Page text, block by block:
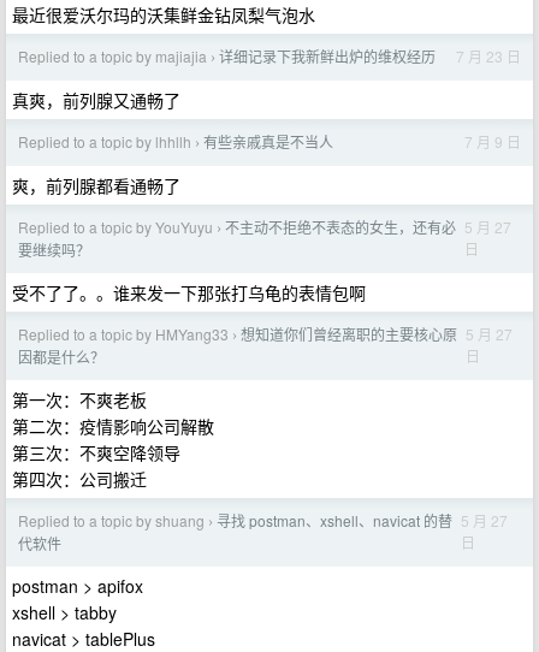
最近很爱沃尔玛的沃集鲜金钻凤梨气泡水
Replied to a topic by majiajia › 详细记录下我新鲜出炉的维权经历 7 月 23 日
真爽，前列腺又通畅了
Replied to a topic by lhhllh › 有些亲戚真是不当人 7 月 9 日
爽，前列腺都看通畅了
Replied to a topic by YouYuyu › 不主动不拒绝不表态的女生，还有必
要继续吗？
5 月 27
日
受不了了。。谁来发一下那张打乌龟的表情包啊
Replied to a topic by HMYang33 › 想知道你们曾经离职的主要核心原
因都是什么？
5 月 27
日
第一次：不爽老板
第二次：疫情影响公司解散
第三次：不爽空降领导
第四次：公司搬迁
Replied to a topic by shuang › 寻找 postman、xshell、navicat 的替
代软件
5 月 27
日
postman > apifox
xshell > tabby
navicat > tablePlus